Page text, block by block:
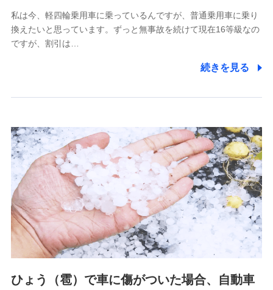
(https://pshoken.co.jp/)
リトルファミリー少額短期保険株式会社
(https://www.littlefamily-ssi.com/)
郵便、電話、およびＥメール等により、当社と取引のあるも
た維持管理等の委託業務遂行のため、またそれらに付帯、関
連する当社および提携会社のサービスを案内、提供するため
（なお、当社は複数の保険会社と取引があり、取得した個人
情報を取引のある他の保険会社の商品・サービスをご提案す
るために利用させていただくことがあります。）
上記に係る連絡・手続き・管理等付帯業務を行うため
3.セミナー募集サイトから取得した個人情報
各種セミナーの案内、開催のため
上記に係る連絡・手続き・管理等付帯業務を行うため
4.家族・友達紹介にて取得した個人情報
私は今、軽四輪乗用車に乗っているんですが、普通乗用車に乗り
換えたいと思っています。ずっと無事故を続けて現在16等級なの
ですが、割引は…
続きを見る
ひょう（雹）で車に傷がついた場合、自動車